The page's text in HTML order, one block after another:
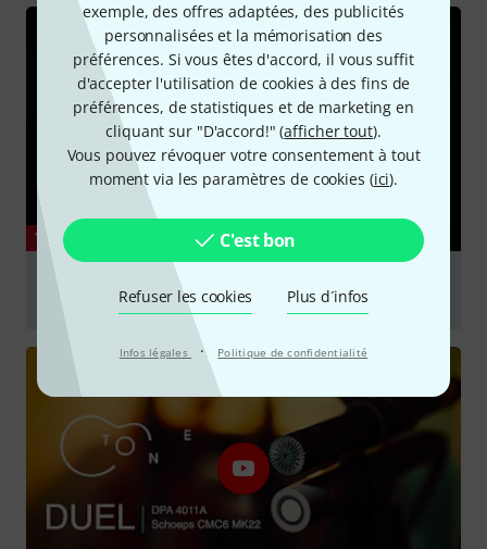
exemple, des offres adaptées, des publicités
personnalisées et la mémorisation des
préférences. Si vous êtes d'accord, il vous suffit
d'accepter l'utilisation de cookies à des fins de
préférences, de statistiques et de marketing en
cliquant sur "D'accord!" (afficher tout).
Vous pouvez révoquer votre consentement à tout
moment via les paramètres de cookies (ici).
C'est bon
Refuser les cookies Plus d´infos
Infos légales · Politique de confidentialité
YOUTUBE
DPA 4011A vs Gefell M295 Microphones on
Fingerstyle Guitar (Loef OM/D) stringmansassy